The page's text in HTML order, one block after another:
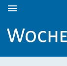
menu